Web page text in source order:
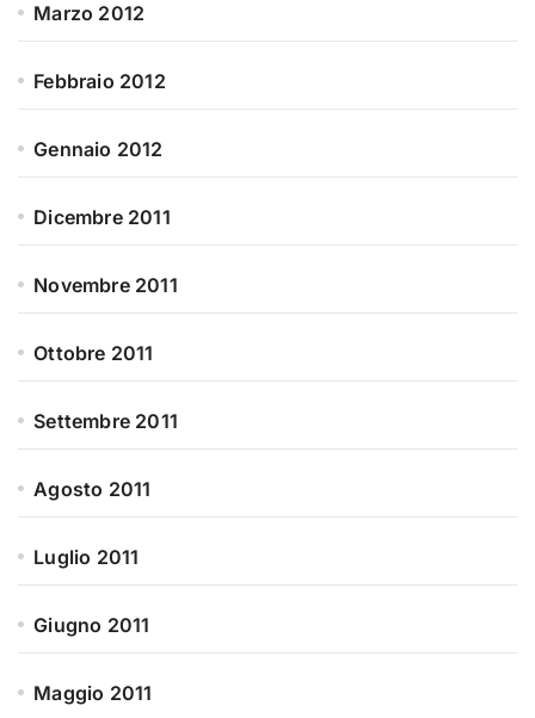
Marzo 2012
Febbraio 2012
Gennaio 2012
Dicembre 2011
Novembre 2011
Ottobre 2011
Settembre 2011
Agosto 2011
Luglio 2011
Giugno 2011
Maggio 2011